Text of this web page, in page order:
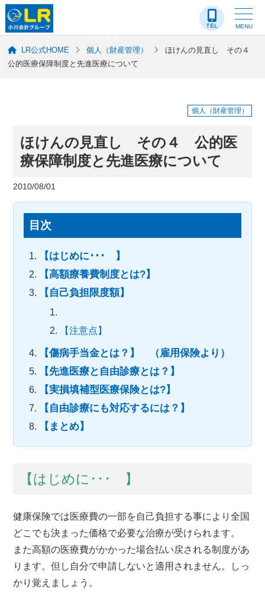
MENU
LR-ブログ
LR公式HOME 個人（財産管理）
ほけんの見直し その４
公的医療保障制度と先進医療について
個人（財産管理）
ほけんの見直し その４ 公的医
療保障制度と先進医療について
2010/08/01
目次
【はじめに･･･ 】
【高額療養費制度とは?】
【自己負担限度額】
【注意点】
【傷病手当金とは？】 （雇用保険より）
【先進医療と自由診療とは？】
【実損填補型医療保険とは?】
【自由診療にも対応するには？】
【まとめ】
【はじめに･･･ 】
健康保険では医療費の一部を自己負担する事により全国
どこでも決まった価格で必要な治療が受けられます。
また高額の医療費がかかった場合払い戻される制度があ
ります。但し自分で申請しないと適用されません。しっ
かり覚えましょう。